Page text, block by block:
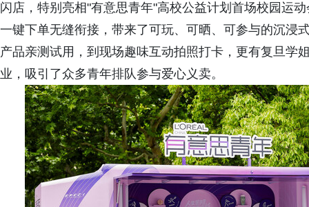
闪店，特别亮相"有意思青年"高校公益计划首场校园运
一键下单无缝衔接，带来了可玩、可晒、可参与的沉浸
产品亲测试用，到现场趣味互动拍照打卡，更有复旦学
业，吸引了众多青年排队参与爱心义卖。